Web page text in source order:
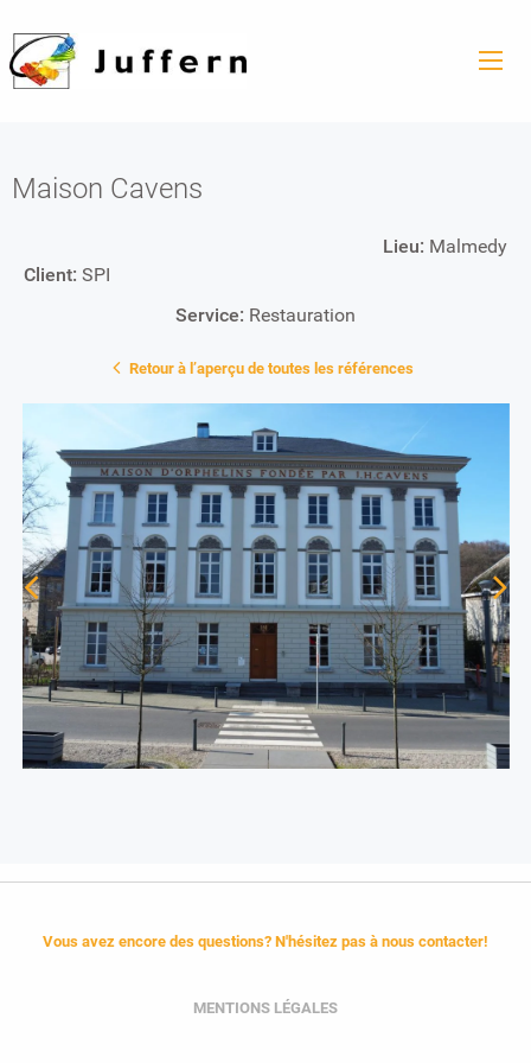
Maison Cavens
Lieu: Malmedy
Client: SPI
Service: Restauration
Retour à l’aperçu de toutes les références
Vous avez encore des questions? N'hésitez pas à nous contacter!
MENTIONS LÉGALES